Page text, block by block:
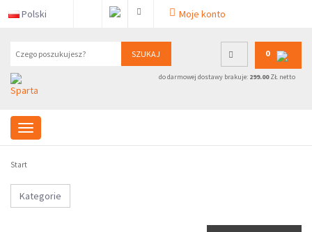
Polski Moje konto
SZUKAJ 0
do darmowej dostawy brakuje: 299.00ZŁ netto
Start
Kategorie